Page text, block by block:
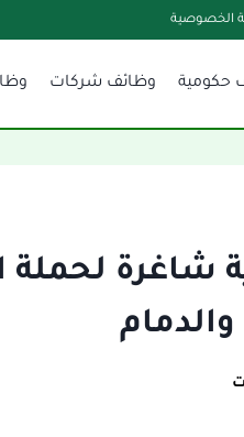
الخصوصية
حكومية وظائف شركات
شاغرة لحملة